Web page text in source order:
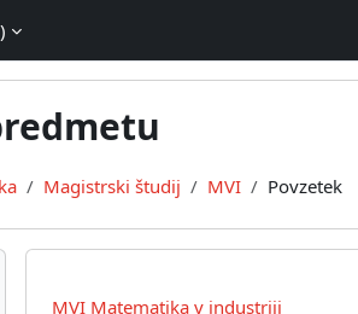
Magistrski študij MVI Povzetek
MVI Matematika v industriji